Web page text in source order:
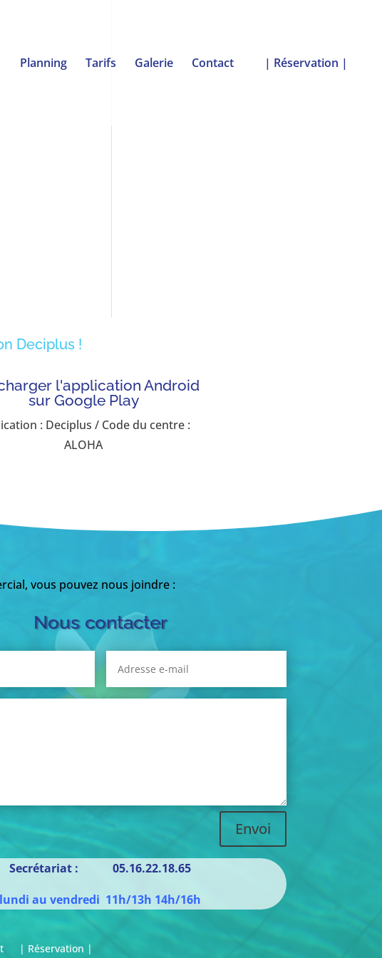
Planning Tarifs Galerie Contact | Réservation |
Deciplus !
l'application Android
sur Google Play
: Deciplus / Code du centre :
ALOHA
vous pouvez nous joindre :
Nous contacter
Envoi
Secrétariat : 05.16.22.18.65
lundi au vendredi 11h/13h 14h/16h
| Réservation |